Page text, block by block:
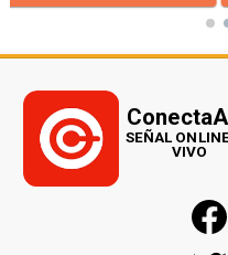
SEÑAL
VIVO